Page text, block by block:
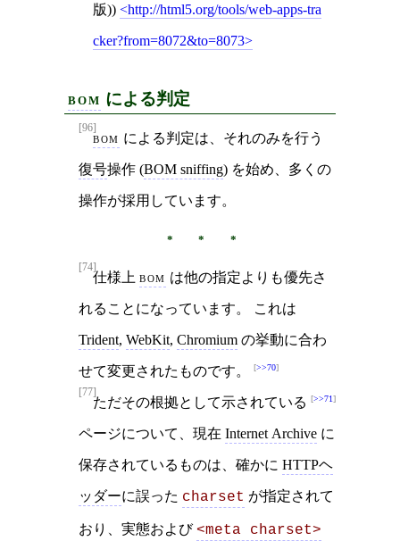
版)) http://html5.org/tools/web-apps-tra
cker?from=8072&to=8073
bom による判定
[96]
bom による判定は、それのみを行う
復号操作 (BOM sniffing) を始め、多くの
操作が採用しています。
[74]
仕様上 bom は他の指定よりも優先さ
れることになっています。 これは
Trident, WebKit, Chromium の挙動に合わ
せて変更されたものです。 >>70
[77]
ただその根拠として示されている >>71
ページについて、現在 Internet Archive に
保存されているものは、確かに HTTPヘ
ッダーに誤った charset が指定されて
おり、実態および<meta charset>